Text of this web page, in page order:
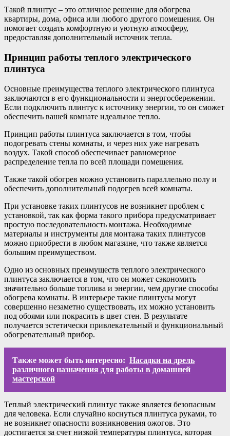
Такой плинтус – это отличное решение для обогрева
квартиры, дома, офиса или любого другого помещения. Он
помогает создать комфортную и уютную атмосферу,
предоставляя дополнительный источник тепла.
Принцип работы теплого электрического
плинтуса
Основные преимущества теплого электрического плинтуса
заключаются в его функциональности и энергосбережении.
Если подключить плинтус к источнику энергии, то он сможет
обеспечить вашей комнате идеальное тепло.
Принцип работы плинтуса заключается в том, чтобы
подогревать стены комнаты, и через них уже нагревать
воздух. Такой способ обеспечивает равномерное
распределение тепла по всей площади помещения.
Также такой обогрев можно установить параллельно полу и
обеспечить дополнительный подогрев всей комнаты.
При установке таких плинтусов не возникнет проблем с
установкой, так как форма такого прибора предусматривает
простую последовательность монтажа. Необходимые
материалы и инструменты для монтажа таких плинтусов
можно приобрести в любом магазине, что также является
большим преимуществом.
Одно из основных преимуществ теплого электрического
плинтуса заключается в том, что он может сэкономить
значительно больше топлива и энергии, чем другие способы
обогрева комнаты. В интерьере такие плинтусы могут
совершенно незаметно существовать, их можно установить
под обоями или покрасить в цвет стен. В результате
получается эстетически привлекательный и функциональный
обогревательный прибор.
Также может быть интересно: Насадки на дрель
различного назначения для работы в домашней
мастерской
Теплый электрический плинтус также является безопасным
для человека. Если случайно коснуться плинтуса руками, то
не возникнет опасности возникновения ожогов. Это
достигается за счет низкой температуры плинтуса, которая